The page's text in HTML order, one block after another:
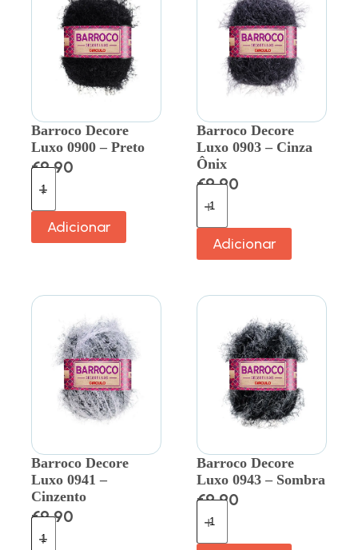
Barroco Decore
Luxo 0900 – Preto
€9.90
Adicionar
Barroco Decore
Luxo 0903 – Cinza
Ônix
€9.90
Adicionar
Barroco Decore
Luxo 0941 –
Cinzento
€9.90
Barroco Decore
Luxo 0943 – Sombra
€9.90